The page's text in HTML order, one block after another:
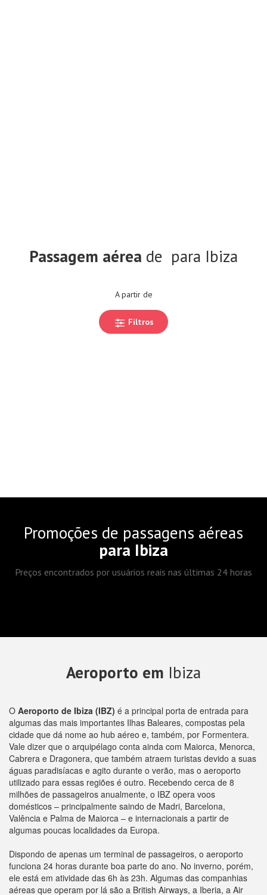
Passagem aérea de para Ibiza
A partir de
Filtros
Promoções de passagens aéreas
para Ibiza
Preços encontrados por usuários reais nas últimas 24 horas
Aeroporto em Ibiza
O Aeroporto de Ibiza (IBZ) é a principal porta de entrada para
algumas das mais importantes Ilhas Baleares, compostas pela
cidade que dá nome ao hub aéreo e, também, por Formentera.
Vale dizer que o arquipélago conta ainda com Maiorca, Menorca,
Cabrera e Dragonera, que também atraem turistas devido a suas
águas paradisíacas e agito durante o verão, mas o aeroporto
utilizado para essas regiões é outro. Recebendo cerca de 8
milhões de passageiros anualmente, o IBZ opera voos
domésticos – principalmente saindo de Madri, Barcelona,
Valência e Palma de Maiorca – e internacionais a partir de
algumas poucas localidades da Europa.
Dispondo de apenas um terminal de passageiros, o aeroporto
funciona 24 horas durante boa parte do ano. No inverno, porém,
ele está em atividade das 6h às 23h. Algumas das companhias
aéreas que operam por lá são a British Airways, a Iberia, a Air